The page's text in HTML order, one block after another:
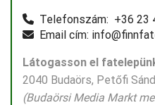
Telefonszám: +36 23
Email cím:
Látogasson el
2040 Budaörs, Petőfi
(Budaörsi Media Markt